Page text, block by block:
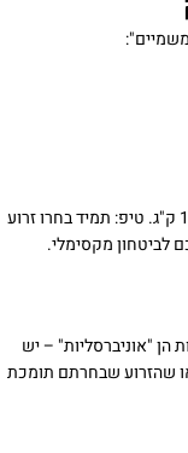
: יכולים להגיע ל-10–15 ק"ג. טיפ: תמיד בחרו זרוע
הן "אוניברסליות" – יש
שהזרוע שבחרתם תומכת